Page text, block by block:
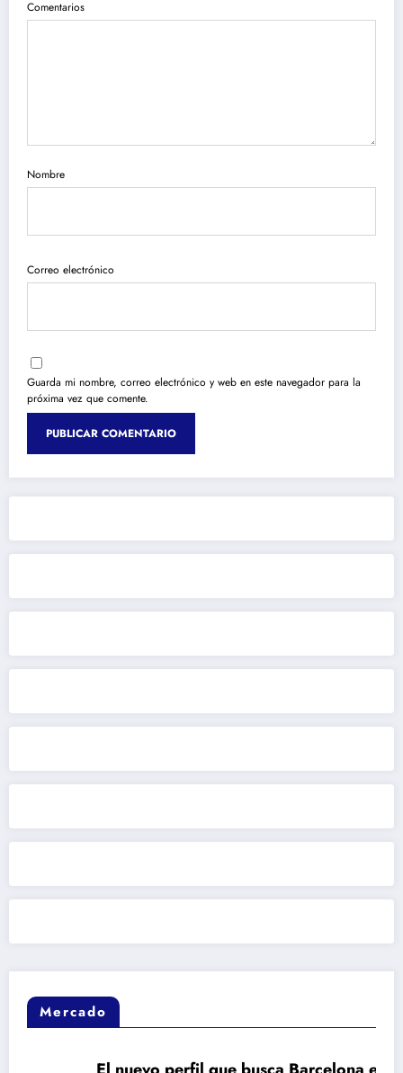
Comentarios
Nombre
Correo electrónico
Guarda mi nombre, correo electrónico y web en este navegador para la
próxima vez que comente.
Mercado